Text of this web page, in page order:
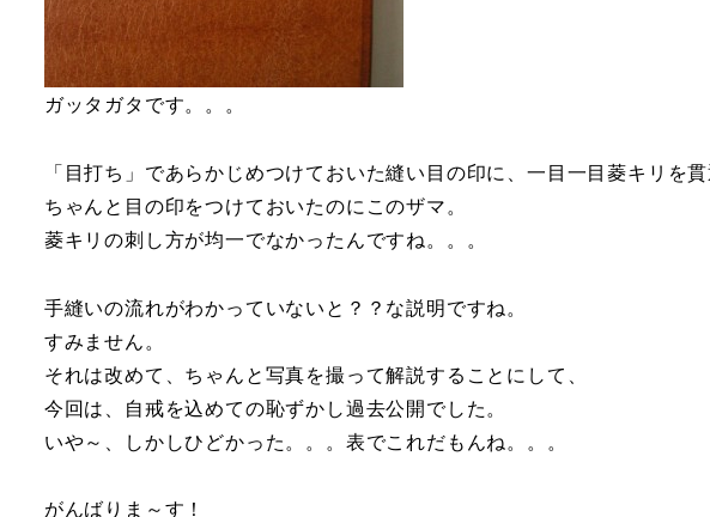
ガッタガタです。。。
「目打ち」であらかじめつけておいた縫い目の印に、一目一目菱キリを
ちゃんと目の印をつけておいたのにこのザマ。
菱キリの刺し方が均一でなかったんですね。。。
手縫いの流れがわかっていないと？？な説明ですね。
すみません。
それは改めて、ちゃんと写真を撮って解説することにして、
今回は、自戒を込めての恥ずかし過去公開でした。
いや～、しかしひどかった。。。表でこれだもんね。。。
がんばりま～す！